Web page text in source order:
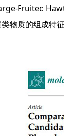
Fruited
物质的组成特